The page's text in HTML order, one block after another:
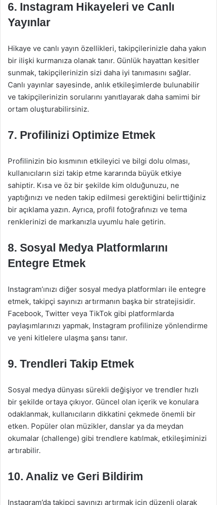
6. Instagram Hikayeleri ve Canlı
Yayınlar
Hikaye ve canlı yayın özellikleri, takipçilerinizle daha yakın
bir ilişki kurmanıza olanak tanır. Günlük hayattan kesitler
sunmak, takipçilerinizin sizi daha iyi tanımasını sağlar.
Canlı yayınlar sayesinde, anlık etkileşimlerde bulunabilir
ve takipçilerinizin sorularını yanıtlayarak daha samimi bir
ortam oluşturabilirsiniz.
7. Profilinizi Optimize Etmek
Profilinizin bio kısmının etkileyici ve bilgi dolu olması,
kullanıcıların sizi takip etme kararında büyük etkiye
sahiptir. Kısa ve öz bir şekilde kim olduğunuzu, ne
yaptığınızı ve neden takip edilmesi gerektiğini belirttiğiniz
bir açıklama yazın. Ayrıca, profil fotoğrafınızı ve tema
renklerinizi de markanızla uyumlu hale getirin.
8. Sosyal Medya Platformlarını
Entegre Etmek
Instagram’ınızı diğer sosyal medya platformları ile entegre
etmek, takipçi sayınızı artırmanın başka bir stratejisidir.
Facebook, Twitter veya TikTok gibi platformlarda
paylaşımlarınızı yapmak, Instagram profilinize yönlendirme
ve yeni kitlelere ulaşma şansı tanır.
9. Trendleri Takip Etmek
Sosyal medya dünyası sürekli değişiyor ve trendler hızlı
bir şekilde ortaya çıkıyor. Güncel olan içerik ve konulara
odaklanmak, kullanıcıların dikkatini çekmede önemli bir
etken. Popüler olan müzikler, danslar ya da meydan
okumalar (challenge) gibi trendlere katılmak, etkileşiminizi
artırabilir.
10. Analiz ve Geri Bildirim
Instagram’da takipçi sayınızı artırmak için düzenli olarak